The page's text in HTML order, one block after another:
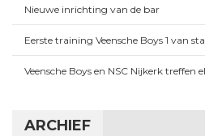
Nieuwe inrichting van de bar
Eerste training Veensche Boys 1 van
Veensche Boys en NSC Nijkerk treffen
ARCHIEF